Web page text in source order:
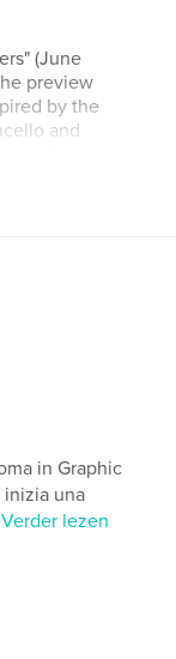
(June
preview
by the
and
&
pagina's}
in Graphic
inizia una
Verder lezen